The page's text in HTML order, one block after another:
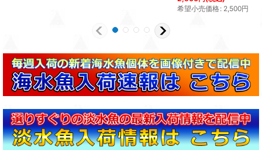
希望小売価格: 2,500円